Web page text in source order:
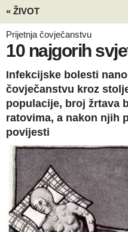
« ŽIVOT
Prijetnja čovječanstvu
10 najgorih
Infekcijske bolesti
čovječanstvu kroz
populacije, broj žrtava
ratovima, a nakon njih
povijesti